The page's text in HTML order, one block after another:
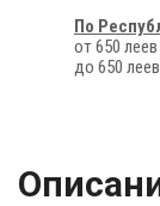
По
от 650
до 650